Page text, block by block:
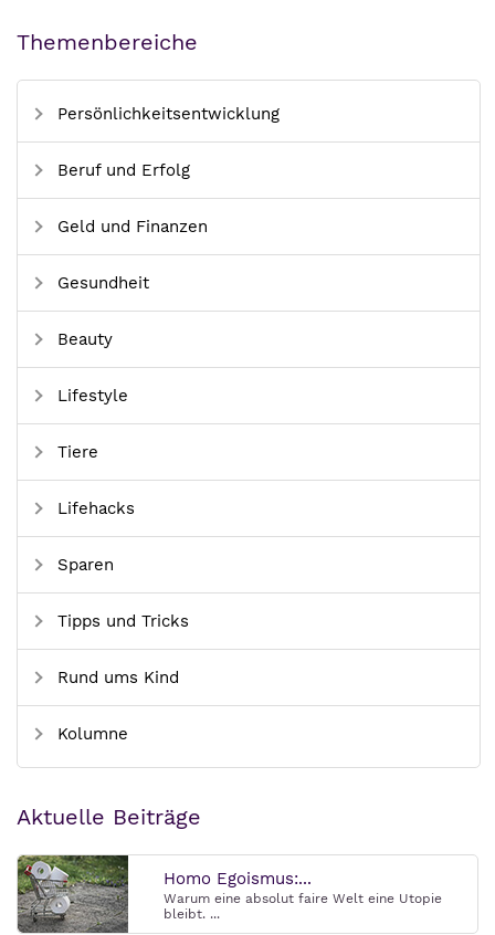
Themenbereiche
Persönlichkeitsentwicklung
Beruf und Erfolg
Geld und Finanzen
Gesundheit
Beauty
Lifestyle
Tiere
Lifehacks
Sparen
Tipps und Tricks
Rund ums Kind
Kolumne
Aktuelle Beiträge
Homo Egoismus:...
Warum eine absolut faire Welt eine Utopie
bleibt. ...